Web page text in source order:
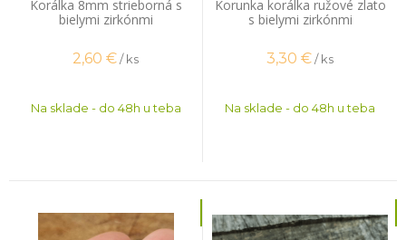
Korálka 8mm strieborná s
bielymi zirkónmi
2,60 €/ ks
Na sklade - do 48h u teba
Korunka korálka ružové zlato
s bielymi zirkónmi
3,30 €/ ks
Na sklade - do 48h u teba